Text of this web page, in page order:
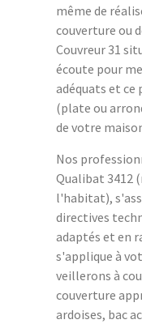
même de
couverture ou
Couvreur 31
écoute pour
adéquats et
(plate ou
de votre
Nos
Qualibat 3412
l'habitat),
directives
adaptés et en
s'applique à
veillerons à
couverture
ardoises, bac